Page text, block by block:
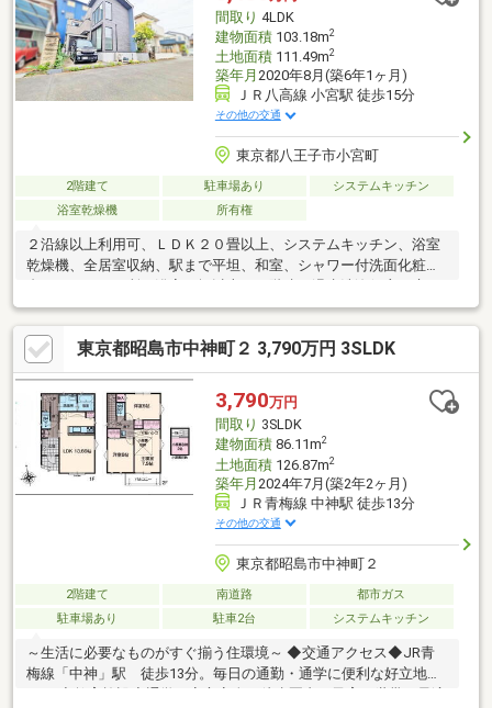
間取り 4LDK
建物面積103.18m2
土地面積111.49m2
築年月 2020年8月(築6年1ヶ月)
ＪＲ八高線 小宮駅 徒歩15分
その他の交通
東京都八王子市小宮町
2階建て 駐車場あり
システムキッチン
浴室乾燥機
所有権
２沿線以上利用可、ＬＤＫ２０畳以上、システムキッチン、浴室
乾燥機、全居室収納、駅まで平坦、和室、シャワー付洗面化粧
収納、浴室に窓、吹抜け、ＴＶモニタ付インターホン、ウォーク
インクローゼット、シューズインクローク、食器洗乾燥機、浄水
器
東京都昭島市中神町２ 3,790万円 3SLDK
3,790万円
間取り 3SLDK
建物面積86.11m2
土地面積126.87m2
築年月 2024年7月(築2年2ヶ月)
ＪＲ青梅線 中神駅 徒歩13分
その他の交通
東京都昭島市中神町２
2階建て 南道路
都市ガス
駐車場あり
駐車2台 システムキッチン
～生活に必要なものがすぐ揃う住環境～ ◆交通アクセス◆JR青
梅線「中神」駅 徒歩13分。毎日の通勤・通学に便利な好立地で